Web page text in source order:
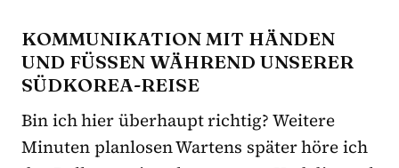
KOMMUNIKATION MIT HÄNDEN
UND FÜSSEN WÄHREND UNSERER S
ÜDKOREA-REISE
Bin ich hier überhaupt richtig? Weitere
Minuten planlosen Wartens später höre ich